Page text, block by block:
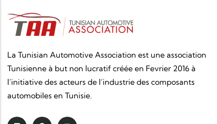
La Tunisian Automotive Association est une association
Tunisienne à but non lucratif créée en Fevrier 2016 à
l’initiative des acteurs de l’industrie des composants
automobiles en Tunisie.